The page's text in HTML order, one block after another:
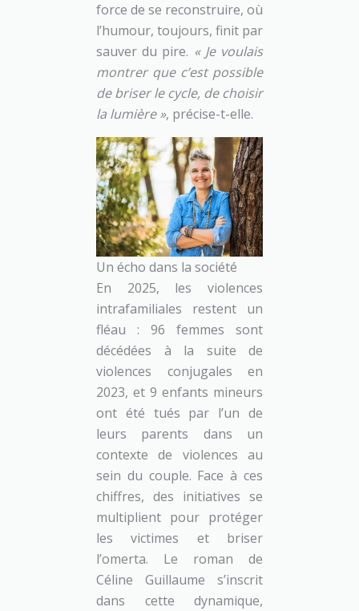
force de se reconstruire, où
l’humour, toujours, finit par
sauver du pire. « Je voulais
montrer que c’est possible
de briser le cycle, de choisir
la lumière », précise-t-elle.
Un écho dans la société
En 2025, les violences
intrafamiliales restent un
fléau : 96 femmes sont
décédées à la suite de
violences conjugales en
2023, et 9 enfants mineurs
ont été tués par l’un de
leurs parents dans un
contexte de violences au
sein du couple. Face à ces
chiffres, des initiatives se
multiplient pour protéger
les victimes et briser
l’omerta. Le roman de
Céline Guillaume s’inscrit
dans cette dynamique,